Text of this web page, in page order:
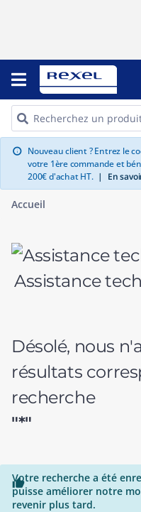
info Nouveau client ? Entrez le
votre 1ère commande et
200€ d'achat HT. | En
Accueil
Assistance
Désolé, nous
résultats
recherche
"*"

Votre recherche a été
puisse améliorer notre
revenir plus tard.